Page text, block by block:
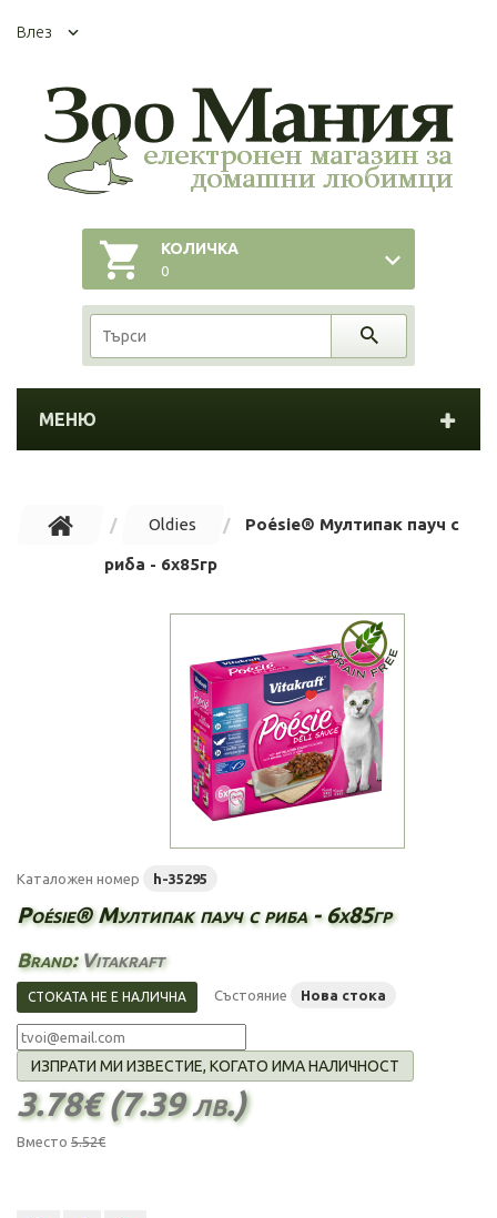
Влез
КОЛИЧКА
0
МЕНЮ
Oldies Poésie® Мултипак пауч с
риба - 6х85гр
Каталожен номер h-35295
Poésie® Мултипак пауч с риба - 6х85гр
Brand: Vitakraft
СТОКАТА НЕ Е НАЛИЧНА Състояние Нова стока
ИЗПРАТИ МИ ИЗВЕСТИЕ, КОГАТО ИМА НАЛИЧНОСТ
3.78€ (7.39 лв.)
Вместо 5.52€